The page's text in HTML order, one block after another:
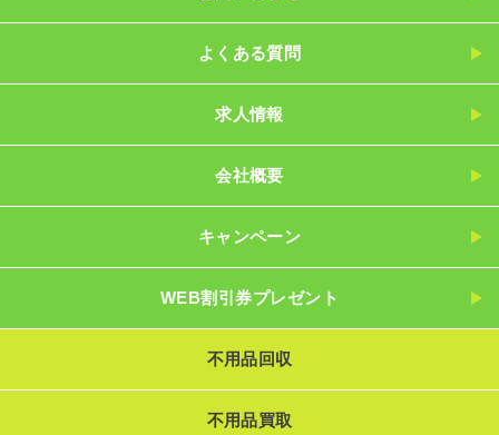
よくある質問
求人情報
会社概要
キャンペーン
WEB割引券プレゼント
不用品回収
不用品買取